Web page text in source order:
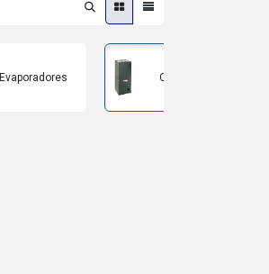
Evaporadores
Condensadoras